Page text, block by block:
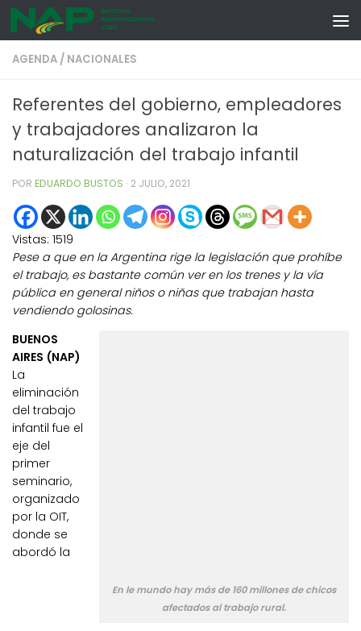
Skip to content
AGENDA / NACIONALES
Referentes del gobierno, empleadores
y trabajadores analizaron la
naturalización del trabajo infantil
POR EDUARDO BUSTOS · 2 JULIO, 2021
Vistas: 1519
Pese a que en la Argentina rige la legislación que prohíbe
el trabajo, es bastante común ver en los trenes y la vía
pública en general niños o niñas que trabajan hasta
vendiendo golosinas.
En le mundo hay más de 160 millones de chicos
afectados al trabajo rural.
BUENOS
AIRES (NAP)
La
eliminación
del trabajo
infantil fue el
eje del
primer
seminario,
organizado
por la OIT,
donde se
abordó la